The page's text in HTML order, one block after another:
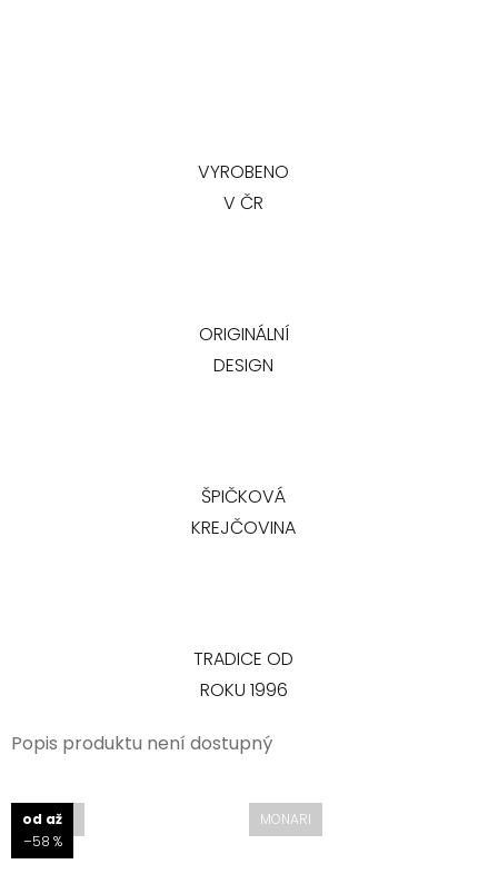
VYROBENO
V ČR
ORIGINÁLNÍ
DESIGN
ŠPIČKOVÁ
KREJČOVINA
TRADICE OD
ROKU 1996
Popis produktu není dostupný
MONARI
od až
–58 %
MONARI